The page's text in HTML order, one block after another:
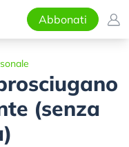
Abbonati
(senza